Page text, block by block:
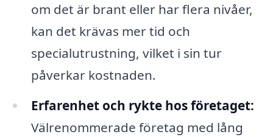
om det är brant eller har flera nivåer,
kan det krävas mer tid och
specialutrustning, vilket i sin tur
påverkar kostnaden.
Erfarenhet och rykte hos företaget:
Välrenommerade företag med lång